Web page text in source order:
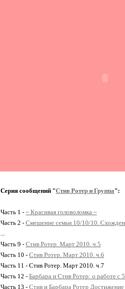
Серия сообщений "Стив Ротер и Группа":
Часть 1 - ~ Красивая головоломка ~
Часть 2 - Смешение семьи 10/10/10.
...
Часть 9 - Стив Ротер. Март 2010. ч.5
Часть 10 - Стив Ротер. Март 2010. ч.6
Часть 11 - Стив Ротер. Март 2010. ч.7
Часть 12 - Барбара и Стив Ротер: о работе с
Часть 13 - Стив и Барбара Ротер